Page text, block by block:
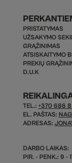
PRISTATYMAS
UŽSAKYMO
GRĄŽINIMAS
ATSISKAITYMO
PREKIŲ
D.U.K
TEL.: +370 686
EL. PAŠTAS:
ADRESAS:
DARBO LAIKAS:
PIR. - PENK.: 9 -